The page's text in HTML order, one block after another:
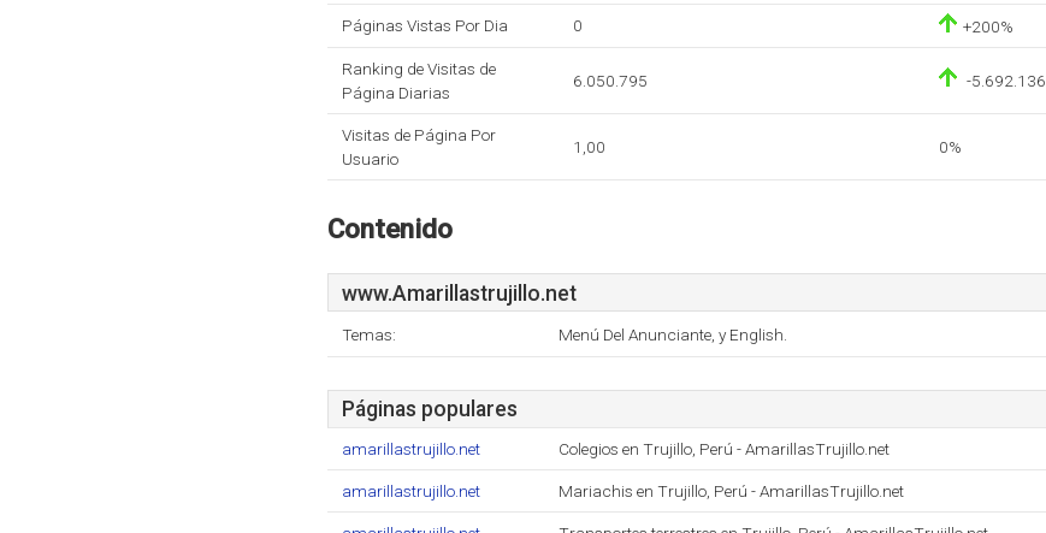
Páginas Vistas Por Dia 0 +200%
Ranking de Visitas de
Página Diarias
6.050.795 -5.692.136
Visitas de Página Por
Usuario
1,00 0%
Contenido
www.Amarillastrujillo.net
Temas: Menú Del Anunciante, y English.
Páginas populares
amarillastrujillo.net Colegios en Trujillo, Perú - AmarillasTrujillo.net
amarillastrujillo.net Mariachis en Trujillo, Perú - AmarillasTrujillo.net